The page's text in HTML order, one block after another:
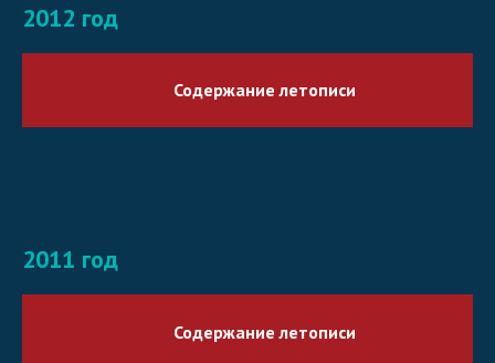
2012 год
Содержание летописи
2011 год
Содержание летописи